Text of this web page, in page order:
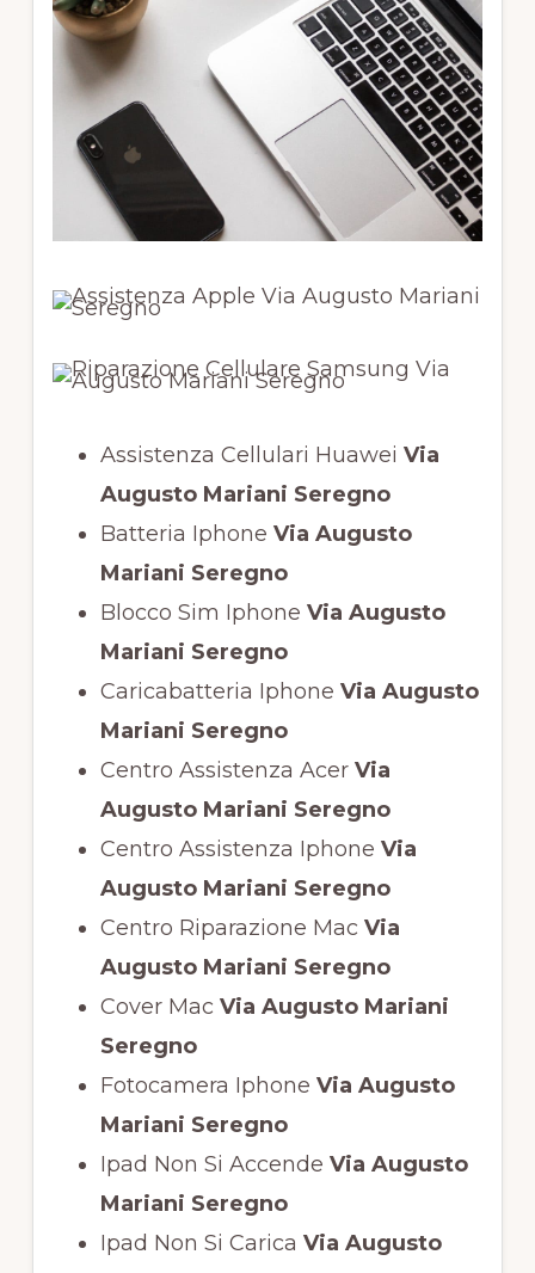
Assistenza Cellulari Huawei Via
Augusto Mariani Seregno
Batteria Iphone Via Augusto
Mariani Seregno
Blocco Sim Iphone Via Augusto
Mariani Seregno
Caricabatteria Iphone Via Augusto
Mariani Seregno
Centro Assistenza AcerVia
Augusto Mariani Seregno
Centro Assistenza Iphone Via
Augusto Mariani Seregno
Centro Riparazione Mac Via
Augusto Mariani Seregno
Cover Mac Via Augusto Mariani
Seregno
Fotocamera Iphone Via Augusto
Mariani Seregno
Ipad Non Si Accende Via Augusto
Mariani Seregno
Ipad Non Si Carica Via Augusto